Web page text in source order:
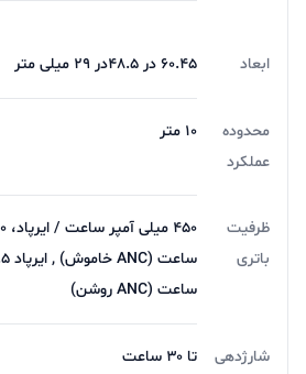
ابعاد 60.45 در 48.5در 29 میلی متر
محدوده
عملکرد
10 متر
ظرفیت
باتری
ساعت (ANC روشن)
شارژدهی تا ۳۰ ساعت